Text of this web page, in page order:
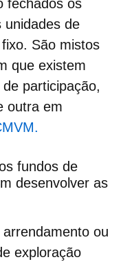
fechados os
unidades de
São mistos
que existem
participação,
outra em
fundos de
desenvolver as
ou
exploração